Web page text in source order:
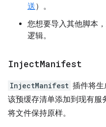
送）。
您想要导入其他脚本
逻辑。
InjectManifest
InjectManifest 插件将
该预缓存清单添加到现有服
将文件保持原样。